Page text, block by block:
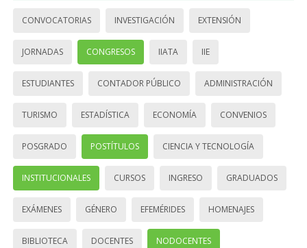
CONVOCATORIAS INVESTIGACIÓN EXTENSIÓN
JORNADAS CONGRESOS IIATA IIE
ESTUDIANTES CONTADOR PÚBLICO ADMINISTRACIÓN
TURISMO ESTADÍSTICA ECONOMÍA CONVENIOS
POSGRADO POSTÍTULOS CIENCIA Y TECNOLOGÍA
INSTITUCIONALES CURSOS INGRESO GRADUADOS
EXÁMENES GÉNERO EFEMÉRIDES HOMENAJES
BIBLIOTECA DOCENTES NODOCENTES